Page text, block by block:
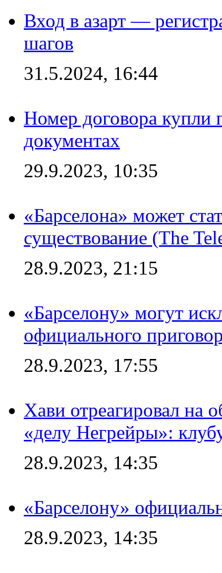
Вход в азарт —
шагов
31.5.2024, 16:44
Номер договора купли
документах
29.9.2023, 10:35
«Барселона» может
существование (The
28.9.2023, 21:15
«Барселону» могут
официального
28.9.2023, 17:55
Хави отреагировал на
«делу Негрейры»:
28.9.2023, 14:35
«Барселону»
28.9.2023, 14:35